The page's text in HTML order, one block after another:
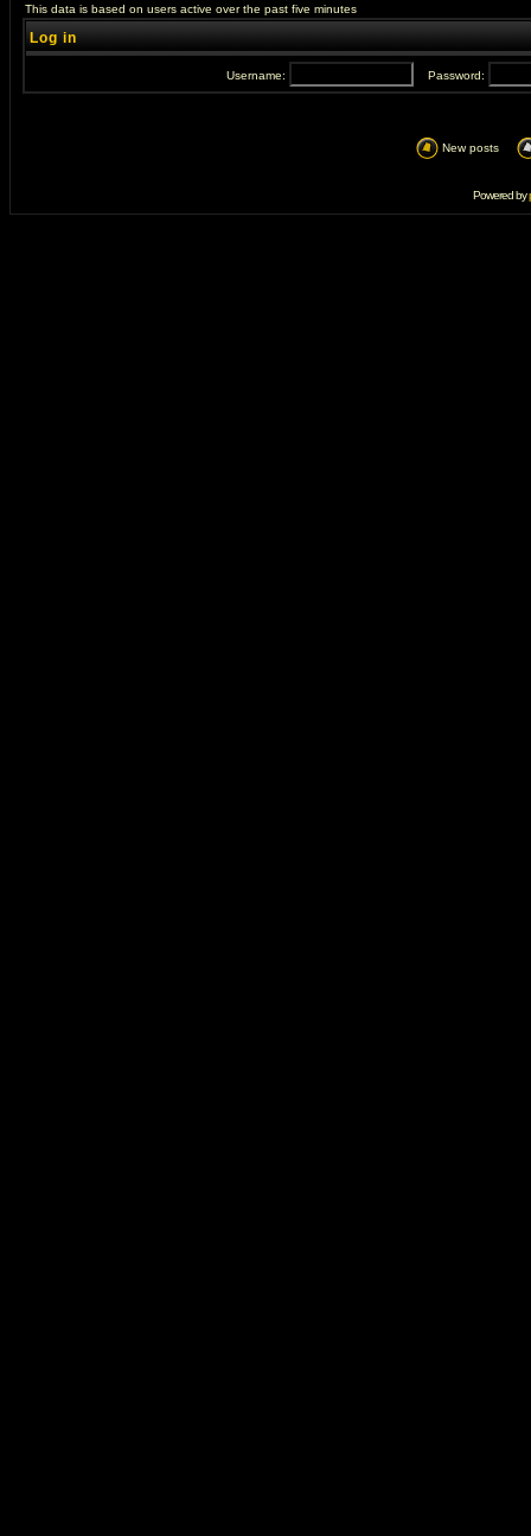
This data is based on users active over the past five minutes
Log in
Username: Password:
New posts
Powered by